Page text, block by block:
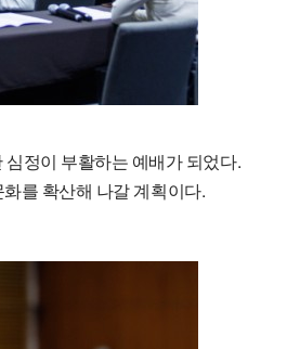
정이 부활하는 예배가 되었다.
화를 확산해 나갈 계획이다.